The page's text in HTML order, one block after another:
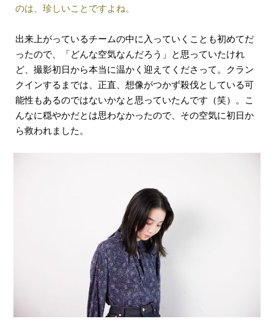
のは、珍しいことですよね。
出来上がっているチームの中に入っていくことも初めてだ
ったので、「どんな空気なんだろう」と思っていたけれ
ど、撮影初日から本当に温かく迎えてくださって。クラン
クインするまでは、正直、想像がつかず殺伐としている可
能性もあるのではないかなと思っていたんです（笑）。こ
んなに穏やかだとは思わなかったので、その空気に初日か
ら救われました。